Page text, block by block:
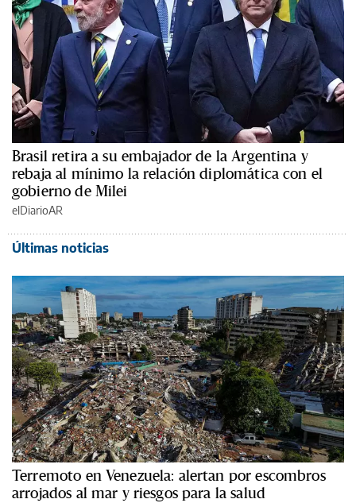
Brasil retira a su embajador de la Argentina y
rebaja al mínimo la relación diplomática con el
gobierno de Milei
elDiarioAR
Últimas noticias
Terremoto en Venezuela: alertan por escombros
arrojados al mar y riesgos para la salud